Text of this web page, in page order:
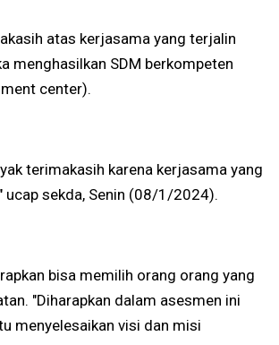
atas kerjasama yang terjalin
menghasilkan SDM berkompeten
center).
terimakasih karena kerjasama yang
ucap sekda, Senin (08/1/2024).
bisa memilih orang orang yang
"Diharapkan dalam asesmen ini
menyelesaikan visi dan misi